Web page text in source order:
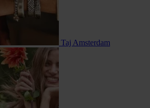
Taj Amsterdam